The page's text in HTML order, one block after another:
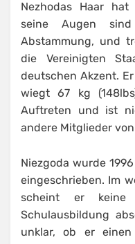
Nezhodas Haar
seine Augen
Abstammung, und
die Vereinigten
deutschen Akzent.
wiegt 67 kg
Auftreten und ist
andere Mitglieder von
Niezgoda wurde
eingeschrieben. Im
scheint er keine
Schulausbildung
unklar, ob er einen